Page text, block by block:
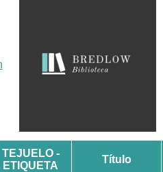
TEJUELO -
ETIQUETA
Título